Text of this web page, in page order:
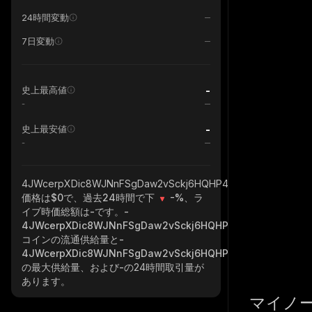
24時間変動
7日変動
史上最高値 -
-
史上最安値 -
-
価格は$0で、過去24時間で下
-% 、ラ
イブ時価総額は-です。 -
コインの流通供給量と -
の最大供給量、および-の24時間取引量が
あります。
マイノ